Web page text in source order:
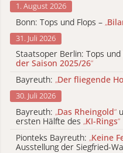
1. August 2026
Bonn: Tops und Flops – „
31. Juli 2026
Staatsoper Berlin: Tops und
der Saison 2025/26“
Bayreuth: „Der fliegende
30. Juli 2026
Bayreuth: „Das Rheingold“
ersten Hälfte des „KI-Rings“
Pionteks Bayreuth: „Keine
Ausstellung der Siegfried-